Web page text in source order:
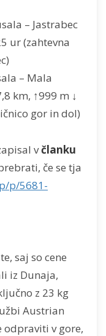
– Jastrabec
ur (zahtevna
– Mala
km, ↑999 m ↓
gor in dol)
včlanku
če se tja
p/5681-
saj so cene
iz Dunaja,
z 23 kg
Austrian
odpraviti v gore,